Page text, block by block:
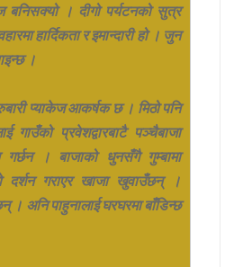
बनिसक्यो । दीगो पर्यटनको सुत्र
हार्दिकता र इमान्दारी हो । जुन
।
प्याकेज आकर्षक छ । मिठो पनि
गाउँको प्रवेशद्वारबाटै पञ्चैबाजा
। बाजाको धुनसँगै गुम्बामा
दर्शन गराएर खाजा खुवाउँछन् ।
। अनि पाहुनालाई घरघरमा बाँडिन्छ